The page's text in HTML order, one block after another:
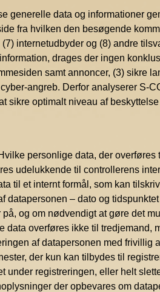
data og informationer
fra hvilken den besøgende
internetudbyder og (8) andre
drages der ingen
samt annoncer, (3) sikre
angreb. Derfor analyserer S-
sikre optimalt niveau af
personlige data, der overføres
udelukkende til controllerens
til et internt formål, som kan
datapersonen – dato og
og om nødvendigt at gøre det
overføres ikke til tredjemand,
af datapersonen med frivillig
der kun kan tilbydes til
registreringen, eller helt
der opbevares om